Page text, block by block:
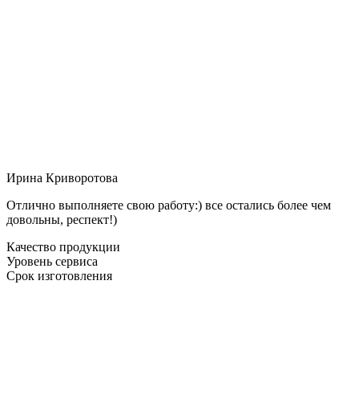
Ирина Криворотова
Отлично выполняете свою работу:) все остались более чем
довольны, респект!)
Качество продукции
Уровень сервиса
Срок изготовления